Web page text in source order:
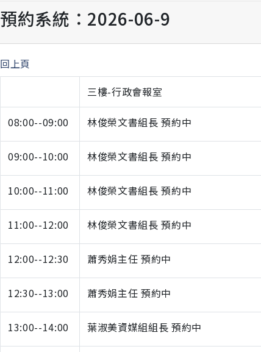
預約系統：2026-06-9
回上頁
三樓-行政會報室
08:00--09:00 林俊榮文書組長 預約中
09:00--10:00 林俊榮文書組長 預約中
10:00--11:00 林俊榮文書組長 預約中
11:00--12:00 林俊榮文書組長 預約中
12:00--12:30 蕭秀娟主任 預約中
12:30--13:00 蕭秀娟主任 預約中
13:00--14:00 葉淑美資媒組組長 預約中